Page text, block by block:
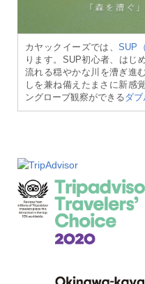
カヤックイーズでは、SUP
ります。SUP初心者、はじ
流れる穏やかな川を漕ぎ進
しを兼ね備えたまさに新感
ングローブ観察ができるダ